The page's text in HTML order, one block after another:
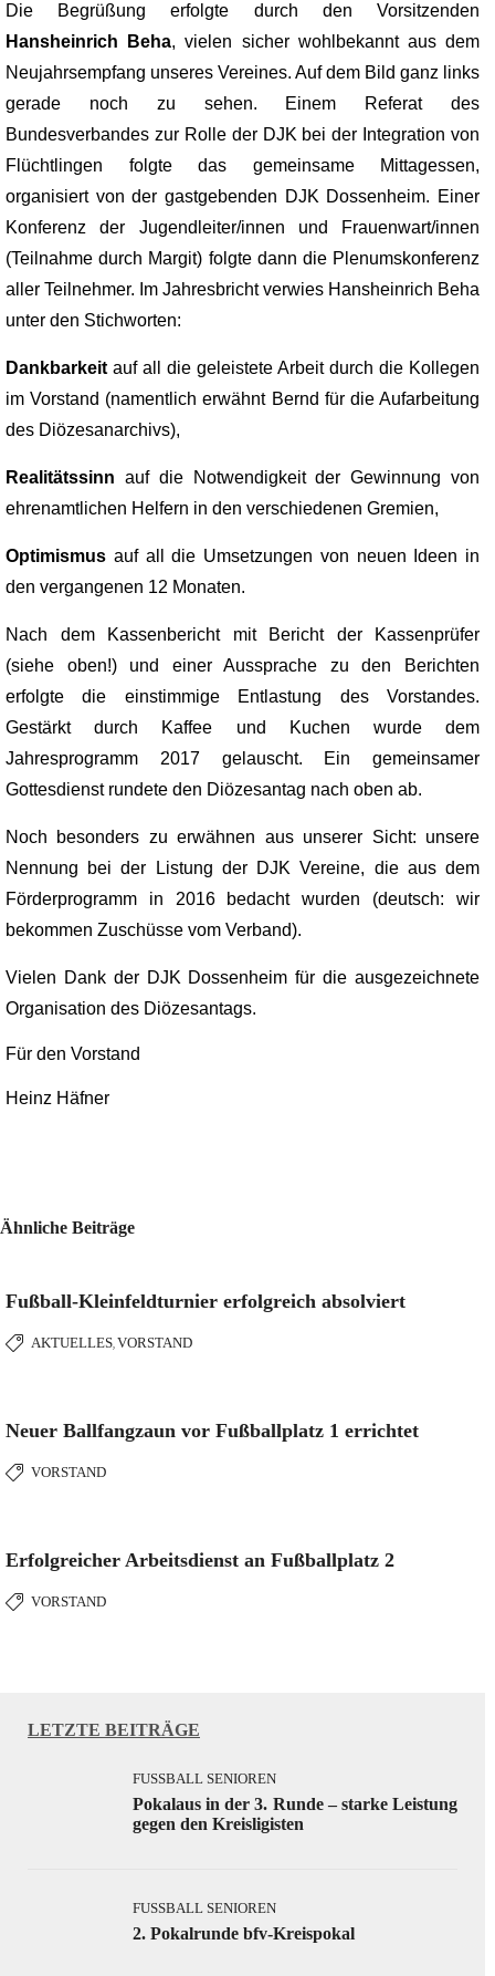
Die Begrüßung erfolgte durch den Vorsitzenden
Hansheinrich Beha, vielen sicher wohlbekannt aus dem
Neujahrsempfang unseres Vereines. Auf dem Bild ganz links
gerade noch zu sehen. Einem Referat des
Bundesverbandes zur Rolle der DJK bei der Integration von
Flüchtlingen folgte das gemeinsame Mittagessen,
organisiert von der gastgebenden DJK Dossenheim. Einer
Konferenz der Jugendleiter/innen und Frauenwart/innen
(Teilnahme durch Margit) folgte dann die Plenumskonferenz
aller Teilnehmer. Im Jahresbricht verwies Hansheinrich Beha
unter den Stichworten:
Dankbarkeit auf all die geleistete Arbeit durch die Kollegen
im Vorstand (namentlich erwähnt Bernd für die Aufarbeitung
des Diözesanarchivs),
Realitätssinn auf die Notwendigkeit der Gewinnung von
ehrenamtlichen Helfern in den verschiedenen Gremien,
Optimismus auf all die Umsetzungen von neuen Ideen in
den vergangenen 12 Monaten.
Nach dem Kassenbericht mit Bericht der Kassenprüfer
(siehe oben!) und einer Aussprache zu den Berichten
erfolgte die einstimmige Entlastung des Vorstandes.
Gestärkt durch Kaffee und Kuchen wurde dem
Jahresprogramm 2017 gelauscht. Ein gemeinsamer
Gottesdienst rundete den Diözesantag nach oben ab.
Noch besonders zu erwähnen aus unserer Sicht: unsere
Nennung bei der Listung der DJK Vereine, die aus dem
Förderprogramm in 2016 bedacht wurden (deutsch: wir
bekommen Zuschüsse vom Verband).
Vielen Dank der DJK Dossenheim für die ausgezeichnete
Organisation des Diözesantags.
Für den Vorstand
Heinz Häfner
Ähnliche Beiträge
Fußball-Kleinfeldturnier erfolgreich absolviert
AKTUELLES, VORSTAND
Neuer Ballfangzaun vor Fußballplatz 1 errichtet
VORSTAND
Erfolgreicher Arbeitsdienst an Fußballplatz 2
VORSTAND
LETZTE BEITRÄGE
FUSSBALL SENIOREN
Pokalaus in der 3. Runde – starke Leistung
gegen den Kreisligisten
FUSSBALL SENIOREN
2. Pokalrunde bfv-Kreispokal